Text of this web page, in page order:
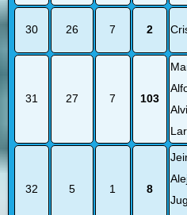
30 26 7 2
31 27 7 103
32 5 1 8